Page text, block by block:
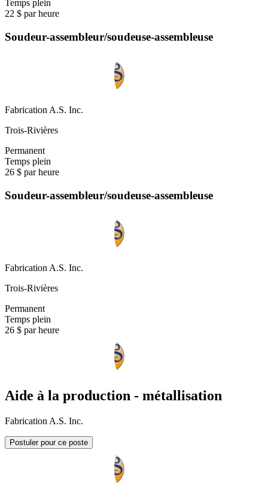
Temps plein
22 $ par heure
Soudeur-assembleur/soudeuse-assembleuse
Fabrication A.S. Inc.
Trois-Rivières
Permanent
Temps plein
26 $ par heure
Soudeur-assembleur/soudeuse-assembleuse
Fabrication A.S. Inc.
Trois-Rivières
Permanent
Temps plein
26 $ par heure
Aide à la production - métallisation
Fabrication A.S. Inc.
Postuler pour ce poste